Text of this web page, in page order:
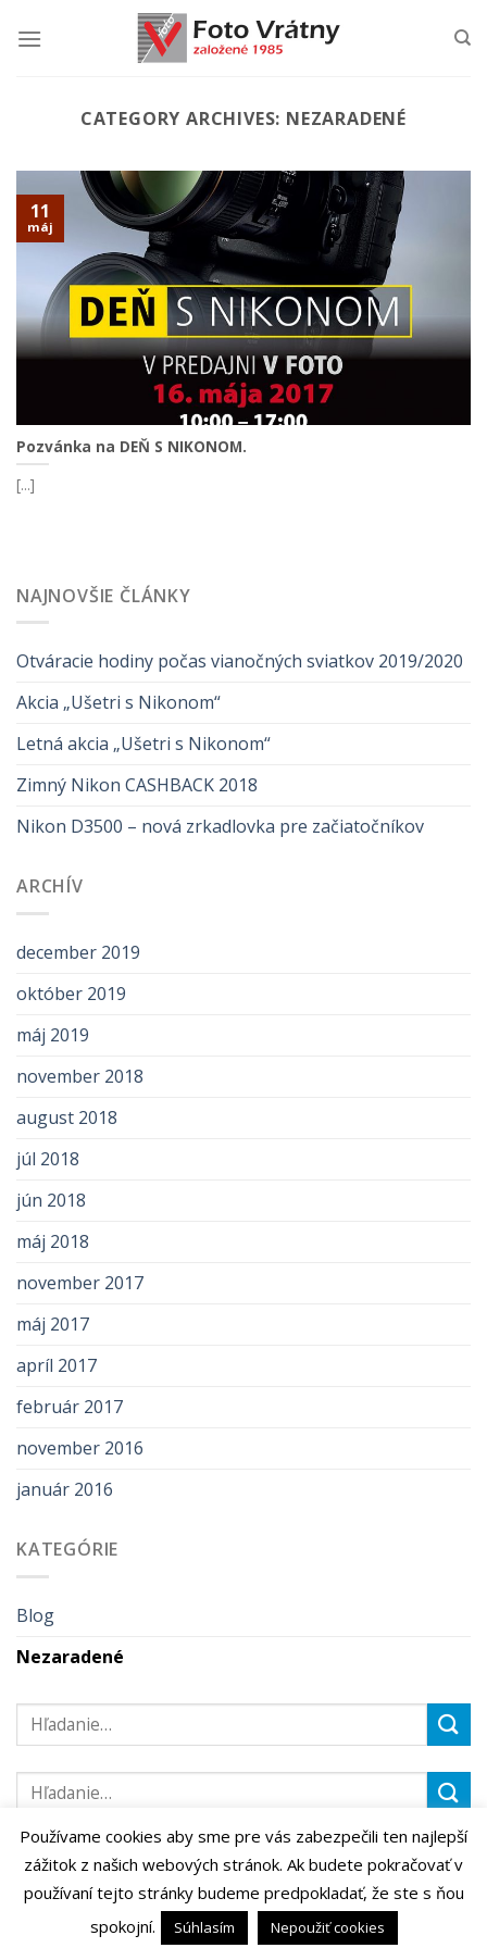
CATEGORY ARCHIVES: NEZARADENÉ
Pozvánka na DEŇ S NIKONOM.
[...]
11
máj
NAJNOVŠIE ČLÁNKY
Otváracie hodiny počas vianočných sviatkov 2019/2020
Akcia „Ušetri s Nikonom“
Letná akcia „Ušetri s Nikonom“
Zimný Nikon CASHBACK 2018
Nikon D3500 – nová zrkadlovka pre začiatočníkov
ARCHÍV
december 2019
október 2019
máj 2019
november 2018
august 2018
júl 2018
jún 2018
máj 2018
november 2017
máj 2017
apríl 2017
február 2017
november 2016
január 2016
KATEGÓRIE
Blog
Nezaradené
Copyright 2026 © Foto Vrátny
Používame cookies aby sme pre vás zabezpečili ten najlepší
zážitok z našich webových stránok. Ak budete pokračovať v
používaní tejto stránky budeme predpokladať, že ste s ňou
spokojní.
Súhlasím Nepoužiť cookies